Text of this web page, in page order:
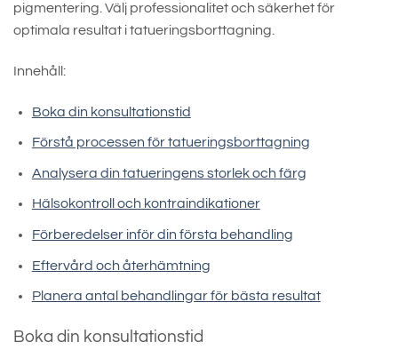
pigmentering. Välj professionalitet och säkerhet för
optimala resultat i tatueringsborttagning.
Innehåll:
Boka din konsultationstid
Förstå processen för tatueringsborttagning
Analysera din tatueringens storlek och färg
Hälsokontroll och kontraindikationer
Förberedelser inför din första behandling
Eftervård och återhämtning
Planera antal behandlingar för bästa resultat
Boka din konsultationstid